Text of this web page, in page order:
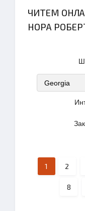
ЧИТЕМ
НОРА
1 2
8